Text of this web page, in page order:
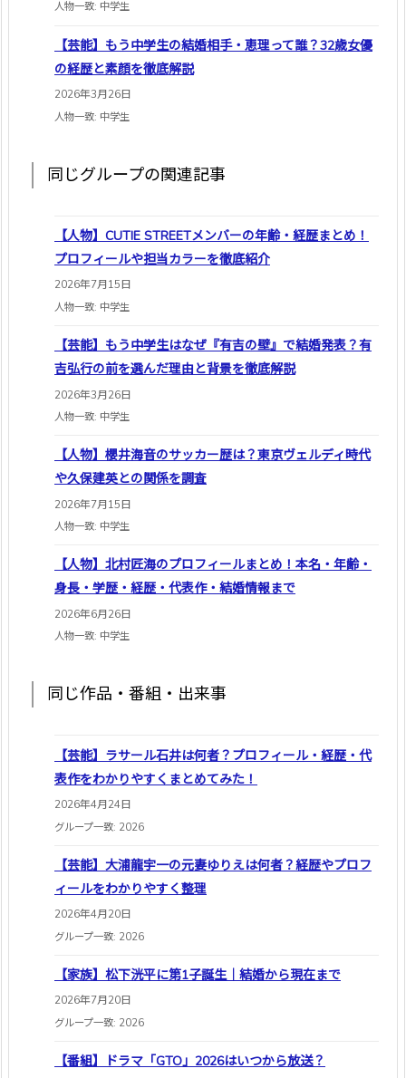
人物一致: 中学生
【芸能】もう中学生の結婚相手・恵理って誰？32歳女優
の経歴と素顔を徹底解説
2026年3月26日
人物一致: 中学生
同じグループの関連記事
【人物】CUTIE STREETメンバーの年齢・経歴まとめ！
プロフィールや担当カラーを徹底紹介
2026年7月15日
人物一致: 中学生
【芸能】もう中学生はなぜ『有吉の壁』で結婚発表？有
吉弘行の前を選んだ理由と背景を徹底解説
2026年3月26日
人物一致: 中学生
【人物】櫻井海音のサッカー歴は？東京ヴェルディ時代
や久保建英との関係を調査
2026年7月15日
人物一致: 中学生
【人物】北村匠海のプロフィールまとめ！本名・年齢・
身長・学歴・経歴・代表作・結婚情報まで
2026年6月26日
人物一致: 中学生
同じ作品・番組・出来事
【芸能】ラサール石井は何者？プロフィール・経歴・代
表作をわかりやすくまとめてみた！
2026年4月24日
グループ一致: 2026
【芸能】大浦龍宇一の元妻ゆりえは何者？経歴やプロフ
ィールをわかりやすく整理
2026年4月20日
グループ一致: 2026
【家族】松下洸平に第1子誕生｜結婚から現在まで
2026年7月20日
グループ一致: 2026
【番組】ドラマ「GTO」2026はいつから放送？